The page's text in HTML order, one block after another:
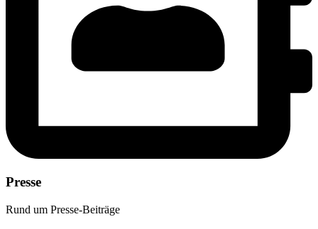
Presse
Rund um Presse-Beiträge